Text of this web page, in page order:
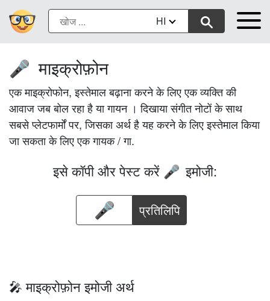
HI
🎤 माइक्रोफ़ोन
एक माइक्रोफोन, इस्तेमाल बढ़ाना करने के लिए एक व्यक्ति की
आवाज जब बोल रहा है या गायन । दिखाया संगीत नोटों के साथ
सबसे प्लेटफार्मों पर, जिसका अर्थ है यह करने के लिए इस्तेमाल किया
जा सकता के लिए एक गायक / गा.
इसे कॉपी और पेस्ट करें 🎤 इमोजी:
प्रतिलिपि
🎤 माइक्रोफ़ोन इमोजी अर्थ